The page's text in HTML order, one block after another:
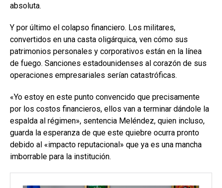
absoluta.
Y por último el colapso financiero. Los militares,
convertidos en una casta oligárquica, ven cómo sus
patrimonios personales y corporativos están en la línea
de fuego. Sanciones estadounidenses al corazón de sus
operaciones empresariales serían catastróficas.
«Yo estoy en este punto convencido que precisamente
por los costos financieros, ellos van a terminar dándole la
espalda al régimen», sentencia Meléndez, quien incluso,
guarda la esperanza de que este quiebre ocurra pronto
debido al «impacto reputacional» que ya es una mancha
imborrable para la institución.